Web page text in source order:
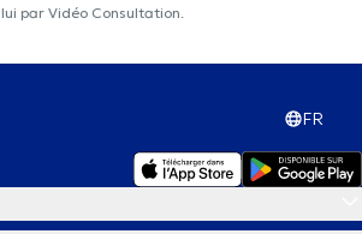
lui par Vidéo Consultation.
FR